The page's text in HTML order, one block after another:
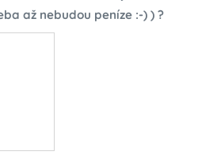
až nebudou peníze :-) ) ?